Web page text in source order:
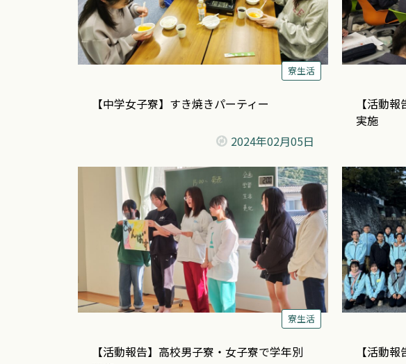
寮生活
【中学女子寮】すき焼きパーティー
2024年02月05日
【活動
実施
寮生活
【活動報告】高校男子寮・女子寮で学年別
【活動